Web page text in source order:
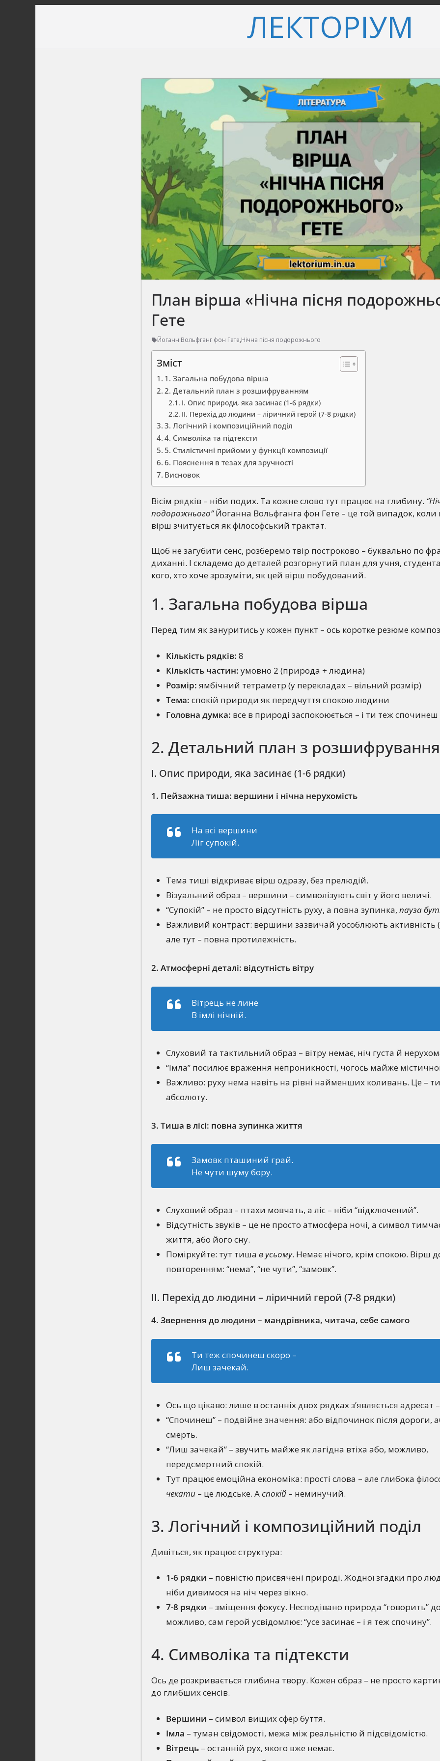
ЛЕКТОРІУМ
План вірша «Нічна пісня
Гете
Йоганн Вольфганг фон Гете,Нічна пісня подорожнього
Зміст
1. Загальна побудова вірша
2. Детальний план з розшифруванням
I. Опис природи, яка засинає (1-6 рядки)
II. Перехід до людини – ліричний герой (7-8 рядки)
3. Логічний і композиційний поділ
4. Символіка та підтексти
5. Стилістичні прийоми у функції композиції
6. Пояснення в тезах для зручності
Висновок
Вісім рядків – ніби подих. Та кожне слово тут працює на глибину.
подорожнього”Йоганна Вольфганга фон Гете – це той випадок, коли
вірш зчитується як філософський трактат.
Щоб не загубити сенс, розберемо твір построково – буквально по
диханні. І складемо до деталей розгорнутий план для учня,
кого, хто хоче зрозуміти, як цей вірш побудований.
1. Загальна побудова вірша
Перед тим як зануритись у кожен пункт – ось коротке резюме
Кількість рядків: 8
Кількість частин: умовно 2 (природа + людина)
Розмір: ямбічний тетраметр (у перекладах – вільний розмір)
Тема: спокій природи як передчуття спокою людини
Головна думка: все в природі заспокоюється – і ти теж спочинеш
2. Детальний план з
I. Опис природи, яка засинає (1-6 рядки)
1. Пейзажна тиша: вершини і нічна нерухомість
На всі вершини
Ліг супокій.
Тема тиші відкриває вірш одразу, без прелюдій.
Візуальний образ – вершини – символізують світ у його величі.
“Супокій” – не просто відсутність руху, а повна зупинка, пауза
Важливий контраст: вершини зазвичай уособлюють активність
але тут – повна протилежність.
2. Атмосферні деталі: відсутність вітру
Вітрець не лине
В імлі нічній.
Слуховий та тактильний образ – вітру немає, ніч густа й
“Імла” посилює враження непроникності, чогось майже
Важливо: руху нема навіть на рівні найменших коливань. Це –
абсолюту.
3. Тиша в лісі: повна зупинка життя
Замовк пташиний грай.
Не чути шуму бору.
Слуховий образ – птахи мовчать, а ліс – ніби “відключений”.
Відсутність звуків – це не просто атмосфера ночі, а символ
життя, або його сну.
Поміркуйте: тут тиша в усьому. Немає нічого, крім спокою. Вірш
повторенням: “нема”, “не чути”, “замовк”.
II. Перехід до людини – ліричний герой (7-8 рядки)
4. Звернення до людини – мандрівника, читача, себе самого
Ти теж спочинеш скоро –
Лиш зачекай.
Ось що цікаво: лише в останніх двох рядках з’являється адресат
“Спочинеш” – подвійне значення: або відпочинок після дороги,
смерть.
“Лиш зачекай” – звучить майже як лагідна втіха або, можливо,
передсмертний спокій.
Тут працює емоційна економіка: прості слова – але глибока
чекати – це людське. Аспокій – неминучий.
3. Логічний і композиційний поділ
Дивіться, як працює структура:
1-6 рядки – повністю присвячені природі. Жодної згадки про
ніби дивимося на ніч через вікно.
7-8 рядки – зміщення фокусу. Несподівано природа “говорить”
можливо, сам герой усвідомлює: “усе засинає – і я теж спочину”.
4. Символіка та підтексти
Ось де розкривається глибина твору. Кожен образ – не просто
до глибших сенсів.
Вершини – символ вищих сфер буття.
Імла – туман свідомості, межа між реальністю й підсвідомістю.
Вітрець – останній рух, якого вже немає.